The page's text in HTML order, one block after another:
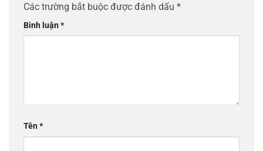
Các trường bắt buộc được đánh dấu *
Bình luận*
Tên*